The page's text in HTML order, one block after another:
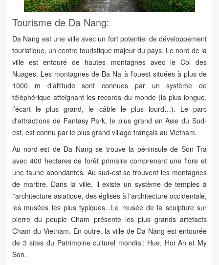
Tourisme de Da Nang:
Da Nang est une ville avec un fort potentiel de développement
touristique, un centre touristique majeur du pays. Le nord de la
ville est entouré de hautes montagnes avec le Col des
Nuages. Les montagnes de Ba Na à l’ouest situées à plus de
1000 m d’altitude sont connues par un système de
téléphérique atteignant les records du monde (la plus longue,
l’écart le plus grand, le câble le plus lourd…). Le parc
d'attractions de Fantasy Park, le plus grand en Asie du Sud-
est, est connu par le plus grand village français au Vietnam.
Au nord-est de Da Nang se trouve la péninsule de Son Tra
avec 400 hectares de forêt primaire comprenant une flore et
une faune abondantes. Au sud-est se trouvent les montagnes
de marbre. Dans la ville, il existe un système de temples à
l'architecture asiatique, des églises à l'architecture occidentale,
les musées les plus typiques...Le musée de la sculpture sur
pierre du peuple Cham présente les plus grands artefacts
Cham du Vietnam. En outre, la ville de Da Nang est entourée
de 3 sites du Patrimoine culturel mondial: Hue, Hoi An et My
Son.